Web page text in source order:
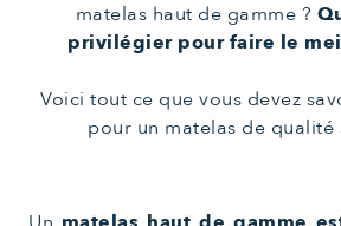
matelas haut de gamme ?
privilégier pour faire le
Voici tout ce que vous devez
pour un matelas de qualité